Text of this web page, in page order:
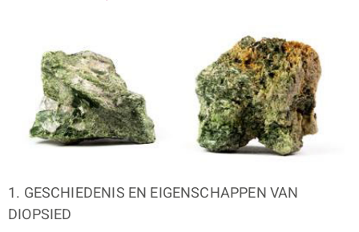
1. GESCHIEDENIS EN EIGENSCHAPPEN VAN
DIOPSIED